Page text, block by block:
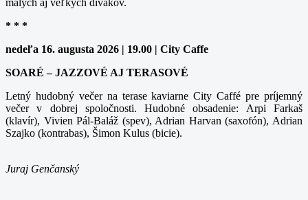
* * *
nedeľa 16. augusta 2026 | 19.00 | City Caffe
SOARÉ – JAZZOVÉ AJ TERASOVÉ
Letný hudobný večer na terase kaviarne City Caffé pre príjemný
večer v dobrej spoločnosti. Hudobné obsadenie: Arpi Farkaš
(klavír), Vivien Pál-Baláž (spev), Adrian Harvan (saxofón), Adrian
Szajko (kontrabas), Šimon Kulus (bicie).
Juraj Genčanský